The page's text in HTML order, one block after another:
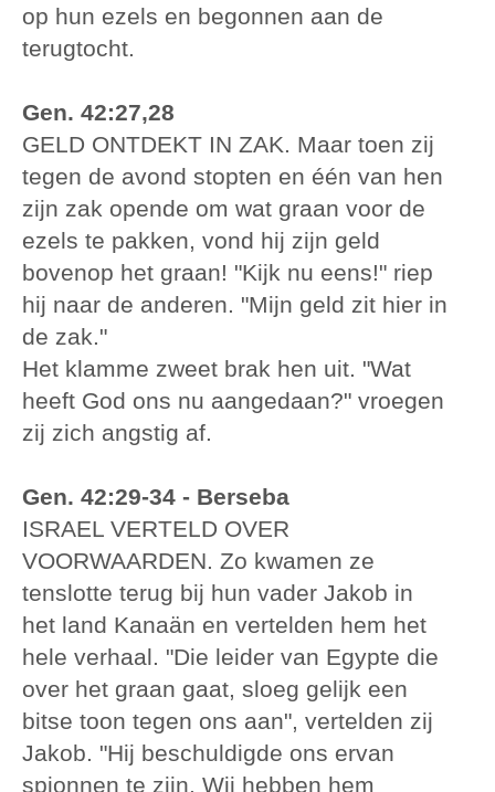
op hun ezels en begonnen aan de
terugtocht.
Gen. 42:27,28
GELD ONTDEKT IN ZAK. Maar toen zij
tegen de avond stopten en één van hen
zijn zak opende om wat graan voor de
ezels te pakken, vond hij zijn geld
bovenop het graan! "Kijk nu eens!" riep
hij naar de anderen. "Mijn geld zit hier in
de zak."
Het klamme zweet brak hen uit. "Wat
heeft God ons nu aangedaan?" vroegen
zij zich angstig af.
Gen. 42:29-34 - Berseba
ISRAEL VERTELD OVER
VOORWAARDEN. Zo kwamen ze
tenslotte terug bij hun vader Jakob in
het land Kanaän en vertelden hem het
hele verhaal. "Die leider van Egypte die
over het graan gaat, sloeg gelijk een
bitse toon tegen ons aan", vertelden zij
Jakob. "Hij beschuldigde ons ervan
spionnen te zijn. Wij hebben hem